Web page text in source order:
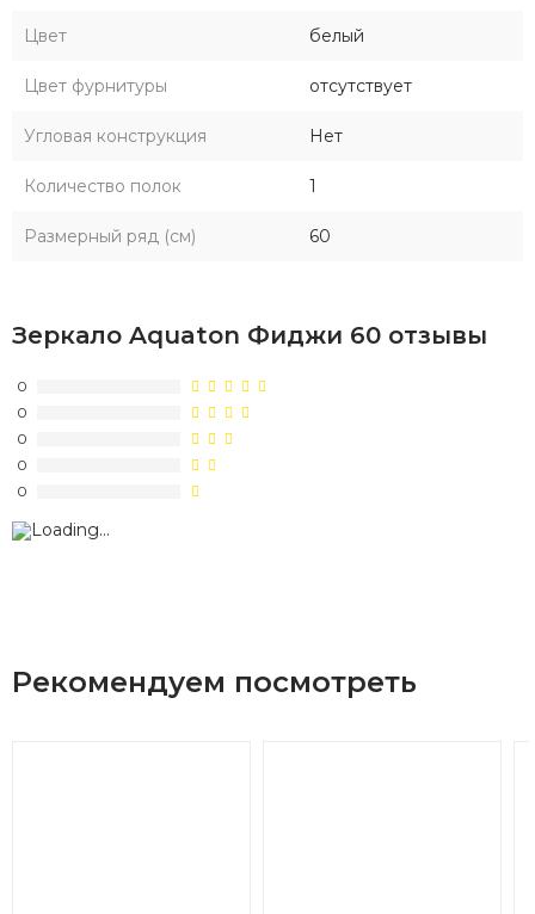
Цвет белый
Цвет фурнитуры отсутствует
Угловая конструкция Нет
Количество полок 1
Размерный ряд (см) 60
Зеркало Aquaton Фиджи 60 отзывы
0
0
0
0
0
Рекомендуем посмотреть